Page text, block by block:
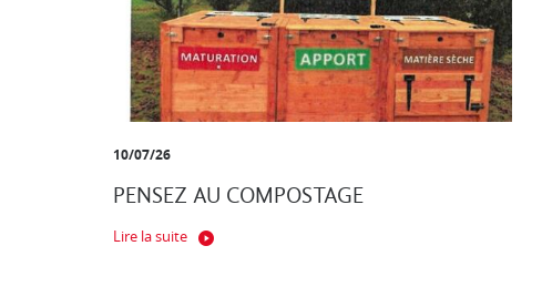
10/07/26
PENSEZ AU COMPOSTAGE
Lire la suite